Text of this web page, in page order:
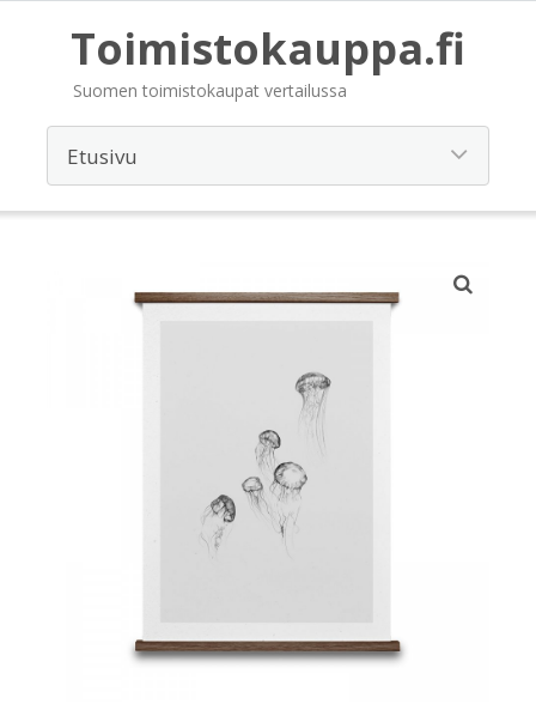
Toimistokauppa.fi
Suomen toimistokaupat vertailussa